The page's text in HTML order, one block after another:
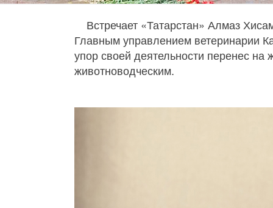
Встречает «Татарстан» Алмаз
Главным управлением ветеринарии
упор своей деятельности перенес на
животноводческим.